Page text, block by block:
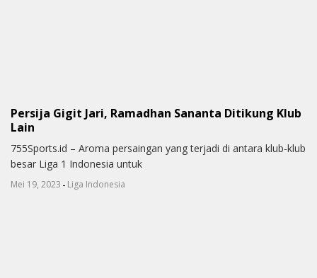
Persija Gigit Jari, Ramadhan Sananta Ditikung Klub
Lain
755Sports.id – Aroma persaingan yang terjadi di antara klub-klub
besar Liga 1 Indonesia untuk
Mei 19, 2023 - Liga Indonesia